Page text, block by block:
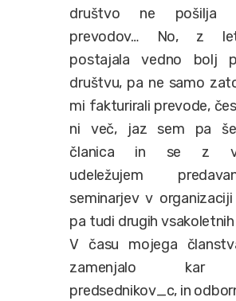
društvo ne pošilja
prevodov… No, z
postajala vedno bolj
društvu, pa ne samo
mi fakturirali prevode,
ni več, jaz sem pa
članica in se z
udeležujem
seminarjev v organizaciji
pa tudi drugih
V času mojega
zamenjalo kar
predsednikov_c, in